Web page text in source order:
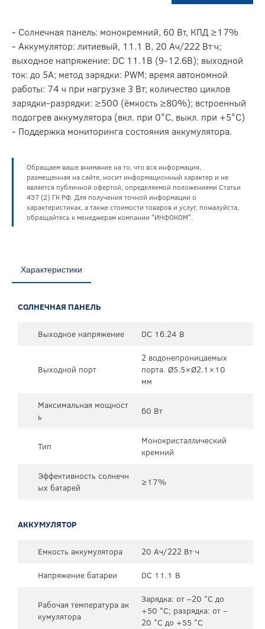
- Солнечная панель: монокремний, 60 Вт, КПД ≥17%
- Аккумулятор: литиевый, 11.1 В, 20 Ач/222 Вт·ч;
выходное напряжение: DC 11.1В (9-12.6В); выходной
ток: до 5А; метод зарядки: PWM; время автономной
работы: 74 ч при нагрузке 3 Вт; количество циклов
зарядки-разрядки: ≥500 (ёмкость ≥80%); встроенный
подогрев аккумулятора (вкл. при 0°C, выкл. при +5°C)
- Поддержка мониторинга состояния аккумулятора.
Обращаем ваше внимание на то, что вся информация,
размещенная на сайте, носит информационный характер и не
является публичной офертой, определяемой положениями Статьи
437 (2) ГК РФ. Для получения точной информации о
характеристиках, а также стоимости товаров и услуг, пожалуйста,
обращайтесь к менеджерам компании "ИНФОКОМ".
Характеристики
СОЛНЕЧНАЯ ПАНЕЛЬ
Выходное напряжение DC 16.24 В
Выходной порт
2 водонепроницаемых
порта. Ø5.5×Ø2.1×10
мм
Максимальная мощност
ь
60 Вт
Тип
Монокристаллический
кремний
Эффективность солнечн
ых батарей
≥17%
АККУМУЛЯТОР
Емкость аккумулятора
20 Ач/222 Вт·ч
Напряжение батареи
DC 11.1 В
Рабочая температура ак
кумулятора
Зарядка: от –20 °C до
+50 °C; разрядка: от –
20 °C до +55 °C